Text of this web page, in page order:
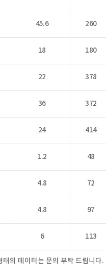
45.6 260
18 180
22 378
36 372
24 414
1.2 48
4.8 72
4.8 97
6 113
의 데이터는 문의 부탁 드립니다.